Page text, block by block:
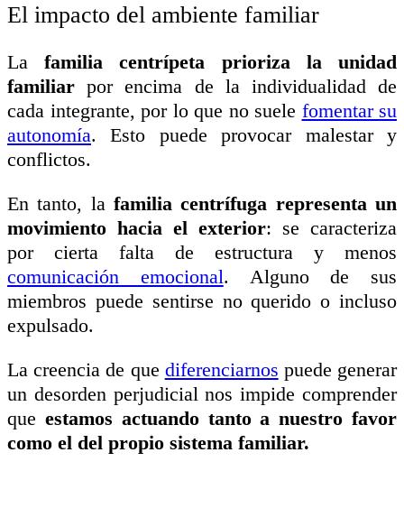
El impacto del ambiente familiar
Lafamilia
centrípeta prioriza la unidad
familiarpor encima de la individualidad de
cada integrante, por lo que no suele fomentar su
autonomía. Esto puede provocar malestar y
conflictos.
En tanto, la familia centrífuga representa un
movimiento hacia el exterior: se caracteriza
por cierta falta de estructura y menos
comunicación emocional. Alguno de sus
miembros puede sentirse no querido o incluso
expulsado.
La creencia de que diferenciarnos puede generar
un desorden perjudicial nos impide comprender
que estamos actuando tanto a nuestro favor
como el del propio sistema familiar.